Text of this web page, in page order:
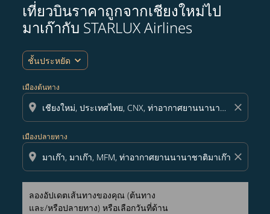
เที่ยวบินราคาถูกจากเชียงใหม่ไป
มาเก๊ากับ STARLUX Airlines
ชั้นประหยัด expand_more
เมืองต้นทาง
location_on close
เมืองปลายทาง
location_on close
ลองอัปเดตเส้นทางของคุณ (ต้นทาง
และ/หรือปลายทาง) หรือเลือกวันที่ด้าน
ลองอัปเดตเส้นทางของคุณ (ต้นทางและ/หรือปลายทาง) หรื